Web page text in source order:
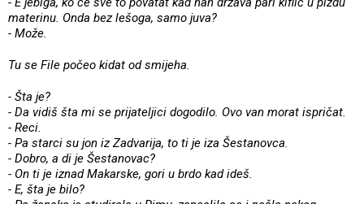
materinu. Onda bez lešoga, samo juva?
- Može.
Tu se File počeo kidat od smijeha.
- Šta je?
- Da vidiš šta mi se prijateljici dogodilo. Ovo van morat ispričat.
- Reci.
- Pa starci su jon iz Zadvarija, to ti je iza Šestanovca.
- Dobro, a di je Šestanovac?
- On ti je iznad Makarske, gori u brdo kad ideš.
- E, šta je bilo?